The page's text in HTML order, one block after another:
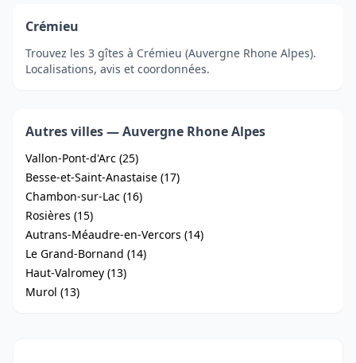
Crémieu
Trouvez les 3 gîtes à Crémieu (Auvergne Rhone Alpes).
Localisations, avis et coordonnées.
Autres villes — Auvergne Rhone Alpes
Vallon-Pont-d'Arc (25)
Besse-et-Saint-Anastaise (17)
Chambon-sur-Lac (16)
Rosières (15)
Autrans-Méaudre-en-Vercors (14)
Le Grand-Bornand (14)
Haut-Valromey (13)
Murol (13)